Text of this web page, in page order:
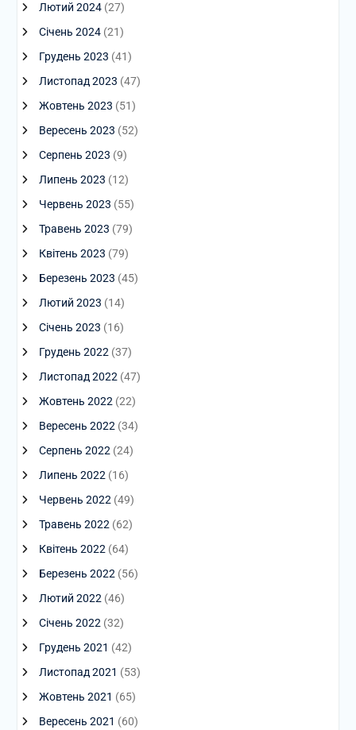
Лютий 2024(27)
Січень 2024(21)
Грудень 2023 (41)
Листопад 2023 (47)
Жовтень 2023 (51)
Вересень 2023 (52)
Серпень 2023 (9)
Липень 2023 (12)
Червень 2023 (55)
Травень 2023 (79)
Квітень 2023 (79)
Березень 2023 (45)
Лютий 2023 (14)
Січень 2023 (16)
Грудень 2022(37)
Листопад 2022(47)
Жовтень 2022(22)
Вересень 2022(34)
Серпень 2022(24)
Липень 2022(16)
Червень 2022(49)
Травень 2022(62)
Квітень 2022(64)
Березень 2022(56)
Лютий 2022(46)
Січень 2022(32)
Грудень 2021 (42)
Листопад 2021 (53)
Жовтень 2021 (65)
Вересень 2021 (60)